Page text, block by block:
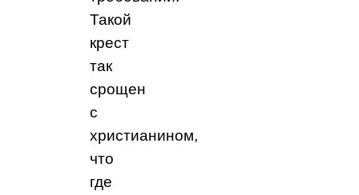
Такой
крест
так
срощен
с
христианином,
что
где